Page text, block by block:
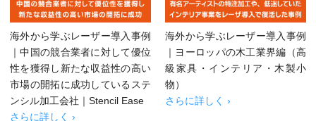
海外から学ぶレーザー導入事例
｜中国の競合業者に対して優位
性を獲得し新たな収益性の高い
市場の開拓に成功しているステ
ンシル加工会社｜Stencil Ease
さらに詳しく ›
海外から学ぶレーザー導入事例
｜ヨーロッパの木工業界編（高
級家具・インテリア・木製小
物）
さらに詳しく ›